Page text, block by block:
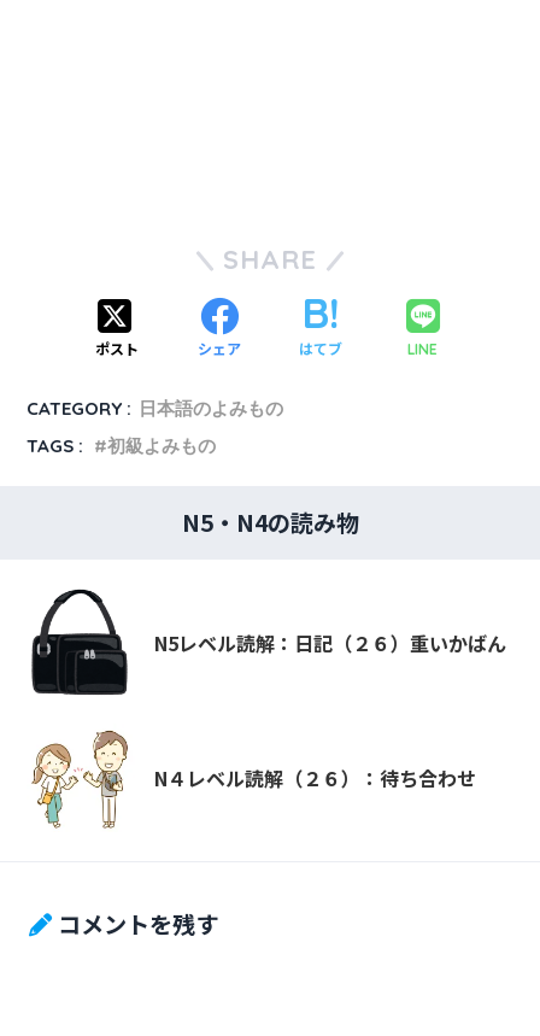
SHARE
ポスト シェア はてブ LINE
CATEGORY : 日本語のよみもの
TAGS :
初級よみもの
N5・N4の読み物
N5レベル読解：日記（２６）重いかばん
N４レベル読解（２６）：待ち合わせ
コメントを残す